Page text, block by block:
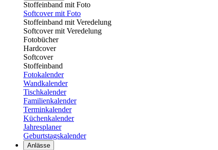
Stoffeinband mit Foto
Softcover mit Foto
Stoffeinband mit Veredelung
Softcover mit Veredelung
Fotobücher
Hardcover
Softcover
Stoffeinband
Fotokalender
Wandkalender
Tischkalender
Familienkalender
Terminkalender
Küchenkalender
Jahresplaner
Geburtstagskalender
Anlässe